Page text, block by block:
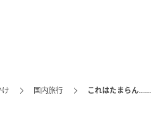
国内旅行 これはたまらん